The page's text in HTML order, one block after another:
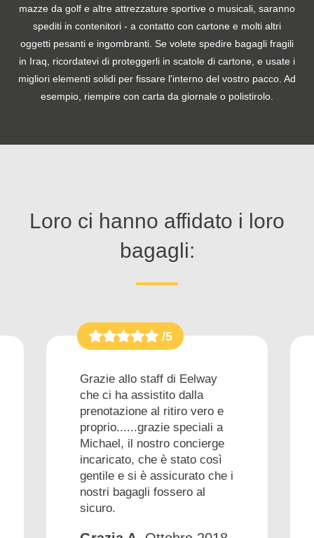
mazze da golf e altre attrezzature sportive o musicali, saranno
spediti in contenitori - a contatto con cartone e molti altri
oggetti pesanti e ingombranti. Se volete spedire bagagli fragili
in Iraq, ricordatevi di proteggerli in scatole di cartone, e usate i
migliori elementi solidi per fissare l'interno del vostro pacco. Ad
esempio, riempire con carta da giornale o polistirolo.
Loro ci hanno affidato i loro
bagagli:
/5
Grazie allo staff di Eelway
che ci ha assistito dalla
prenotazione al ritiro vero e
proprio......grazie speciali a
Michael, il nostro concierge
incaricato, che è stato così
gentile e si è assicurato che i
nostri bagagli fossero al
sicuro.